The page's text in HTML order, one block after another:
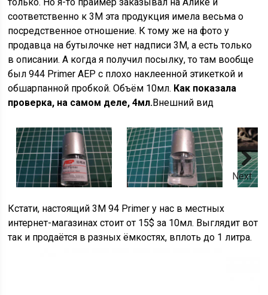
соответственно к 3М эта продукция имела весьма о
посредственное отношение. К тому же на фото у
продавца на бутылочке нет надписи 3М, а есть только
в описании. А когда я получил посылку, то там вообще
был 944 Primer AEP с плохо наклеенной этикеткой и
обшарпанной пробкой. Объём 10мл. Как показала
проверка, на самом деле, 4мл.Внешний вид
Next
Кстати, настоящий 3М 94 Primer у нас в местных
интернет-магазинах стоит от 15$ за 10мл. Выглядит вот
так и продаётся в разных ёмкостях, вплоть до 1 литра.